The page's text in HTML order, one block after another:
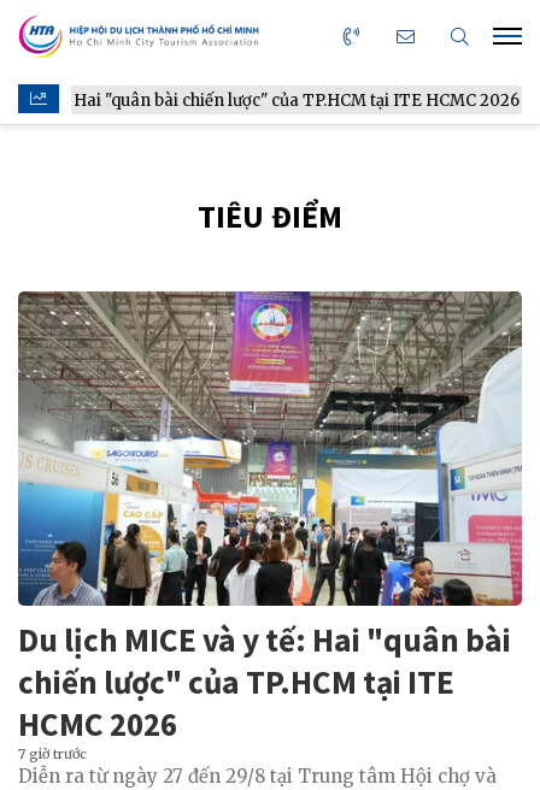
Hai "quân bài chiến lược" của TP.HCM tại ITE HCMC 2026
TIÊU ĐIỂM
Du lịch MICE và y tế: Hai "quân bài
chiến lược" của TP.HCM tại ITE
HCMC 2026
7 giờ trước
Diễn ra từ ngày 27 đến 29/8 tại Trung tâm Hội chợ và